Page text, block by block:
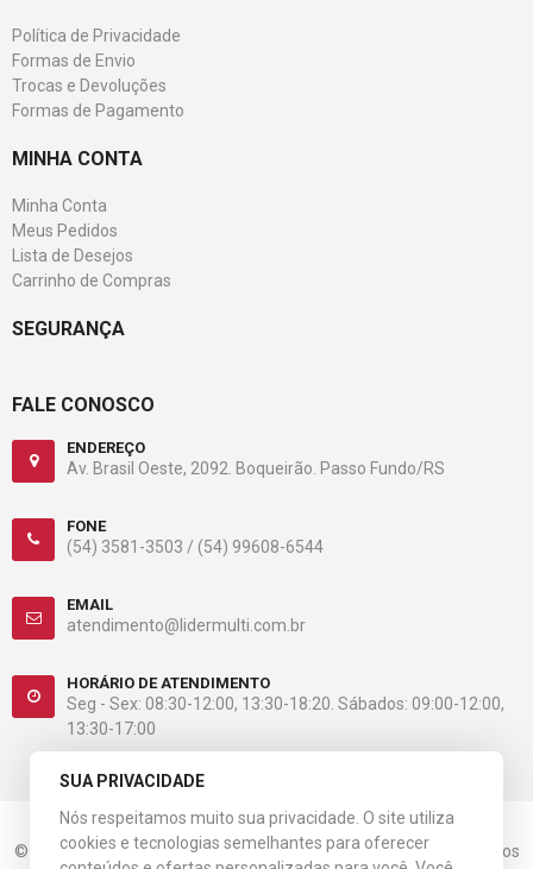
Política de Privacidade
Formas de Envio
Trocas e Devoluções
Formas de Pagamento
MINHA CONTA
Minha Conta
Meus Pedidos
Lista de Desejos
Carrinho de Compras
SEGURANÇA
FALE CONOSCO
ENDEREÇO
Av. Brasil Oeste, 2092. Boqueirão. Passo Fundo/RS
FONE
(54) 3581-3503 / (54) 99608-6544
EMAIL
atendimento@lidermulti.com.br
HORÁRIO DE ATENDIMENTO
Seg - Sex: 08:30-12:00, 13:30-18:20. Sábados: 09:00-12:00,
13:30-17:00
© 2023 Líder Multiloja. CNPJ: 08.536.984/0001-31. Todos os direitos
SUA PRIVACIDADE
Nós respeitamos muito sua privacidade. O site utiliza
cookies e tecnologias semelhantes para oferecer